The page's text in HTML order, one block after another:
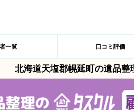
一覧 口コミ評価
北海道天塩郡幌延町の遺品整